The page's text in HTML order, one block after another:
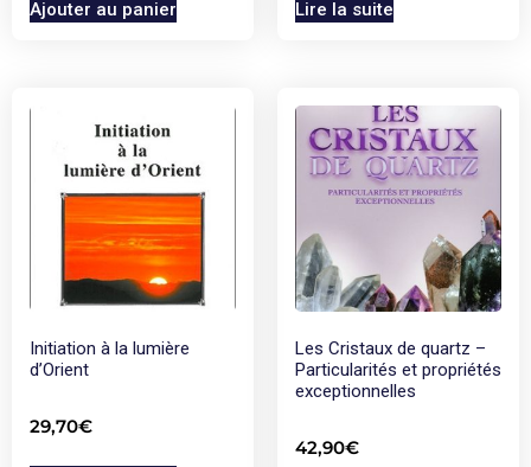
Ajouter au panier Lire la suite
Initiation à la lumière
d’Orient
29,70€
Les Cristaux de quartz –
Particularités et propriétés
exceptionnelles
42,90€